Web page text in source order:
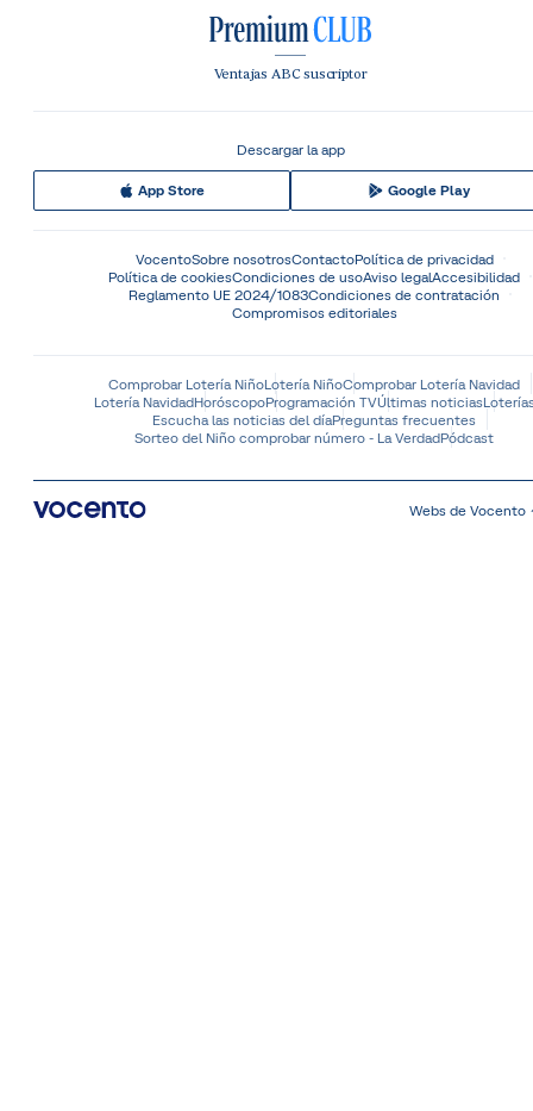
Ventajas ABC suscriptor
Descargar la app
App Store Google Play
VocentoSobre nosotrosContactoPolítica de privacidad
Política de cookiesCondiciones de usoAviso legalAccesibilidad
Reglamento UE 2024/1083Condiciones de contratación
Compromisos editoriales
Comprobar Lotería NiñoLotería NiñoComprobar Lotería Navidad
Lotería NavidadHoróscopoProgramación TVÚltimas noticias
Escucha las noticias del díaPreguntas frecuentes
Sorteo del Niño comprobar número - La VerdadPódcast
Webs de Vocento